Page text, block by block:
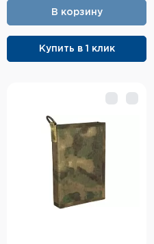
В корзину
Купить в 1 клик